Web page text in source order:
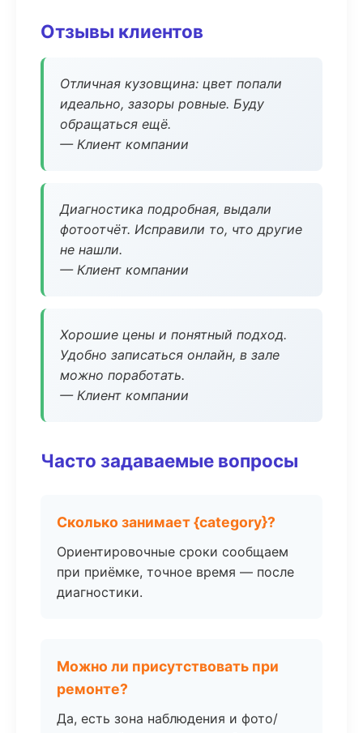
Отзывы клиентов
Отличная кузовщина: цвет попали
идеально, зазоры ровные. Буду
обращаться ещё.
— Клиент компании
Диагностика подробная, выдали
фотоотчёт. Исправили то, что другие
не нашли.
— Клиент компании
Хорошие цены и понятный подход.
Удобно записаться онлайн, в зале
можно поработать.
— Клиент компании
Часто задаваемые вопросы
Сколько занимает {category}?
Ориентировочные сроки сообщаем
при приёмке, точное время — после
диагностики.
Можно ли присутствовать при
ремонте?
Да, есть зона наблюдения и фото/